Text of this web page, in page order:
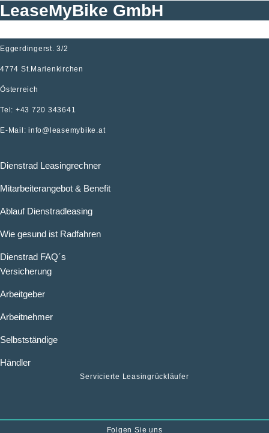
LeaseMyBike GmbH
Eggerdingerst. 3/2
4774 St.Marienkirchen
Österreich
Tel: +43 720 343641
E-Mail: info@leasemybike.at
Dienstrad Leasingrechner
Mitarbeiterangebot & Benefit
Ablauf Dienstradleasing
Wie gesund ist Radfahren
Dienstrad FAQ´s
Versicherung
Arbeitgeber
Arbeitnehmer
Selbstständige
Händler
Servicierte Leasingrückläufer
Folgen Sie uns